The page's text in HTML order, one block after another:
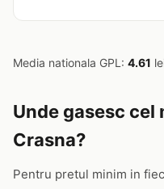
Media nationala GPL: 4.61
Unde gasesc cel
Crasna?
Pentru pretul minim in